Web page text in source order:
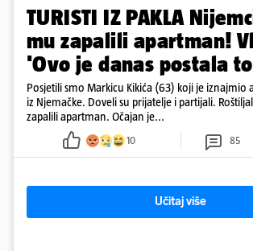
TURISTI IZ PAKLA
mu zapalili apartman!
'Ovo je danas postala
Posjetili smo Markicu Kikića (63) koji je iznajmio
iz Njemačke. Doveli su prijatelje i partijali.
zapalili apartman. Očajan je...
10 85
Učitaj više